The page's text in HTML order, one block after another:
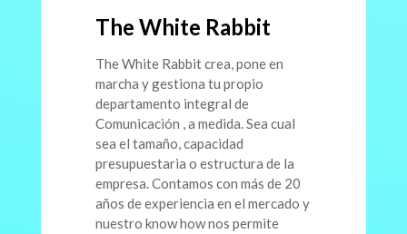
The White Rabbit
The White Rabbit crea, pone en
marcha y gestiona tu propio
departamento integral de
Comunicación , a medida. Sea cual
sea el tamaño, capacidad
presupuestaria o estructura de la
empresa. Contamos con más de 20
años de experiencia en el mercado y
nuestro know how nos permite